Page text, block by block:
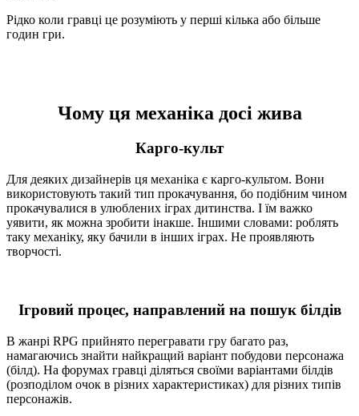
Рідко коли гравці це розуміють у перші кілька або більше
годин гри.
Чому ця механіка досі жива
Карго-культ
Для деяких дизайнерів ця механіка є карго-культом. Вони
використовують такий тип прокачування, бо подібним чином
прокачувалися в улюблених іграх дитинства. І їм важко
уявити, як можна зробити інакше. Іншими словами: роблять
таку механіку, яку бачили в інших іграх. Не проявляють
творчості.
Ігровий процес, направлений на пошук білдів
В жанрі RPG прийнято перегравати гру багато раз,
намагаючись знайти найкращий варіант побудови персонажа
(білд). На форумах гравці діляться своїми варіантами білдів
(розподілом очок в різних характеристиках) для різних типів
персонажів.